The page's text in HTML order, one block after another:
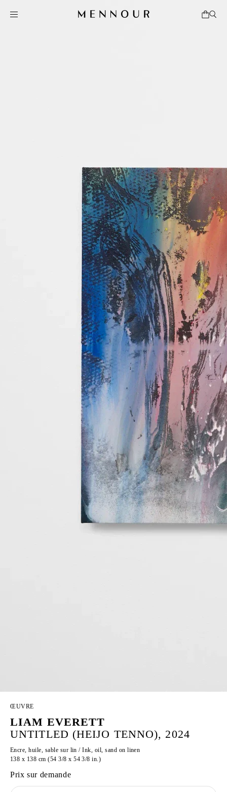
ŒUVRE
LIAM EVERETT
UNTITLED (HEIJO TENNO), 2024
Encre, huile, sable sur lin / Ink, oil, sand on linen
138 x 138 cm (54 3/8 x 54 3/8 in.)
Prix sur demande